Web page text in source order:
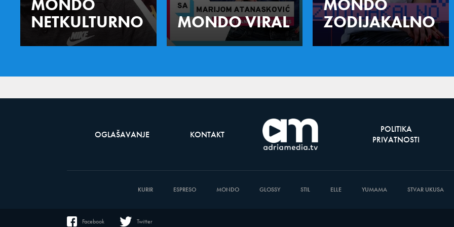
MONDO
NETKULTURNO
MONDO VIRAL
MONDO
ZODIJAKALNO
OGLAŠAVANJE KONTAKT
POLITIKA
PRIVATNOSTI
KURIR ESPRESO MONDO GLOSSY STIL ELLE YUMAMA STVAR UKUSA
Facebook Twitter